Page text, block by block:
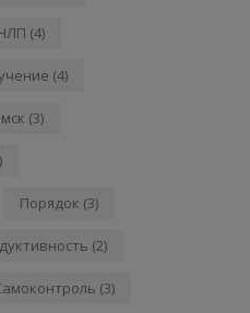
(4)
(4)
(3)
Порядок (3)
(2)
(3)